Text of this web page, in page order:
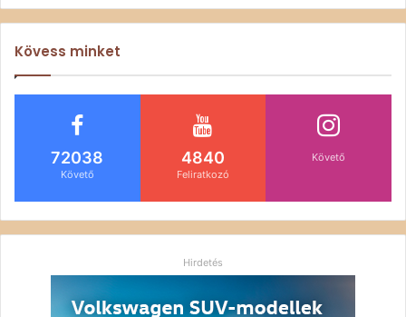
Kövess minket
72038
Követő
4840
Feliratkozó
Követő
Hirdetés